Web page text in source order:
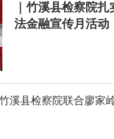
｜竹溪县检察院
法金融宣传月活动
溪县检察院联合廖家